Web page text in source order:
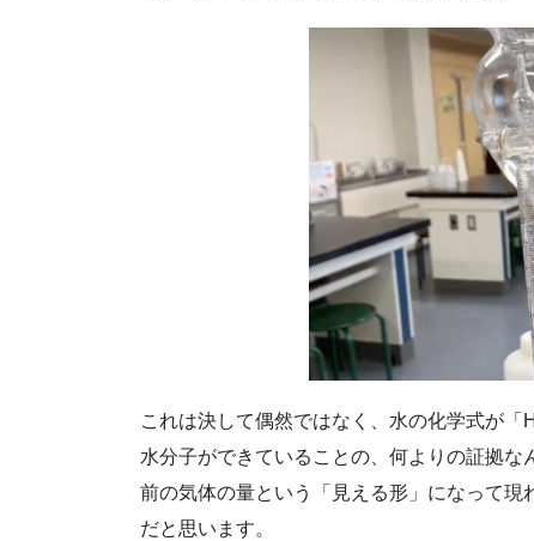
これは決して偶然ではなく、水の化学式が
水分子ができていることの、何よりの証拠
前の気体の量という「見える形」になって
だと思います。